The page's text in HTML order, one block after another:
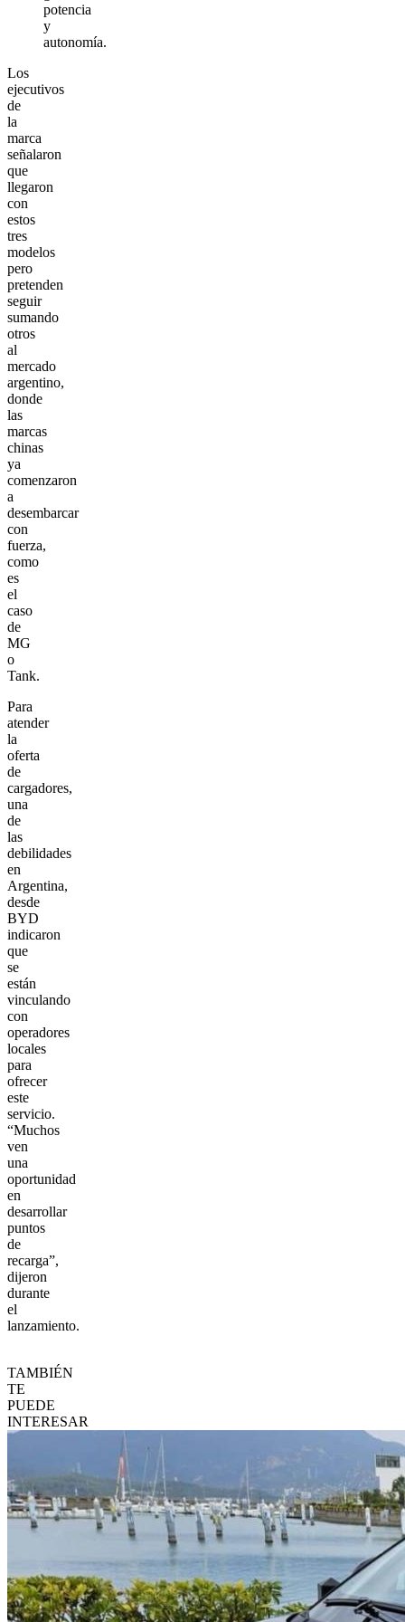
potencia
y
autonomía.
Los
ejecutivos
de
la
marca
señalaron
que
llegaron
con
estos
tres
modelos
pero
pretenden
seguir
sumando
otros
al
mercado
argentino,
donde
las
marcas
chinas
ya
comenzaron
a
desembarcar
con
fuerza,
como
es
el
caso
de
MG
o
Tank.
Para
atender
la
oferta
de
cargadores,
una
de
las
debilidades
en
Argentina,
desde
BYD
indicaron
que
se
están
vinculando
con
operadores
locales
para
ofrecer
este
servicio.
“Muchos
ven
una
oportunidad
en
desarrollar
puntos
de
recarga”,
dijeron
durante
el
lanzamiento.
TAMBIÉN
TE
PUEDE
INTERESAR